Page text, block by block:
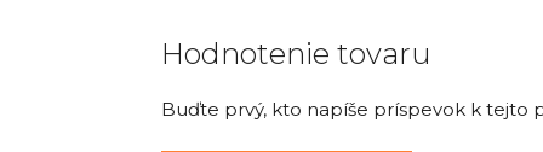
Hodnotenie tovaru
Buďte prvý, kto napíše príspevok k tejto